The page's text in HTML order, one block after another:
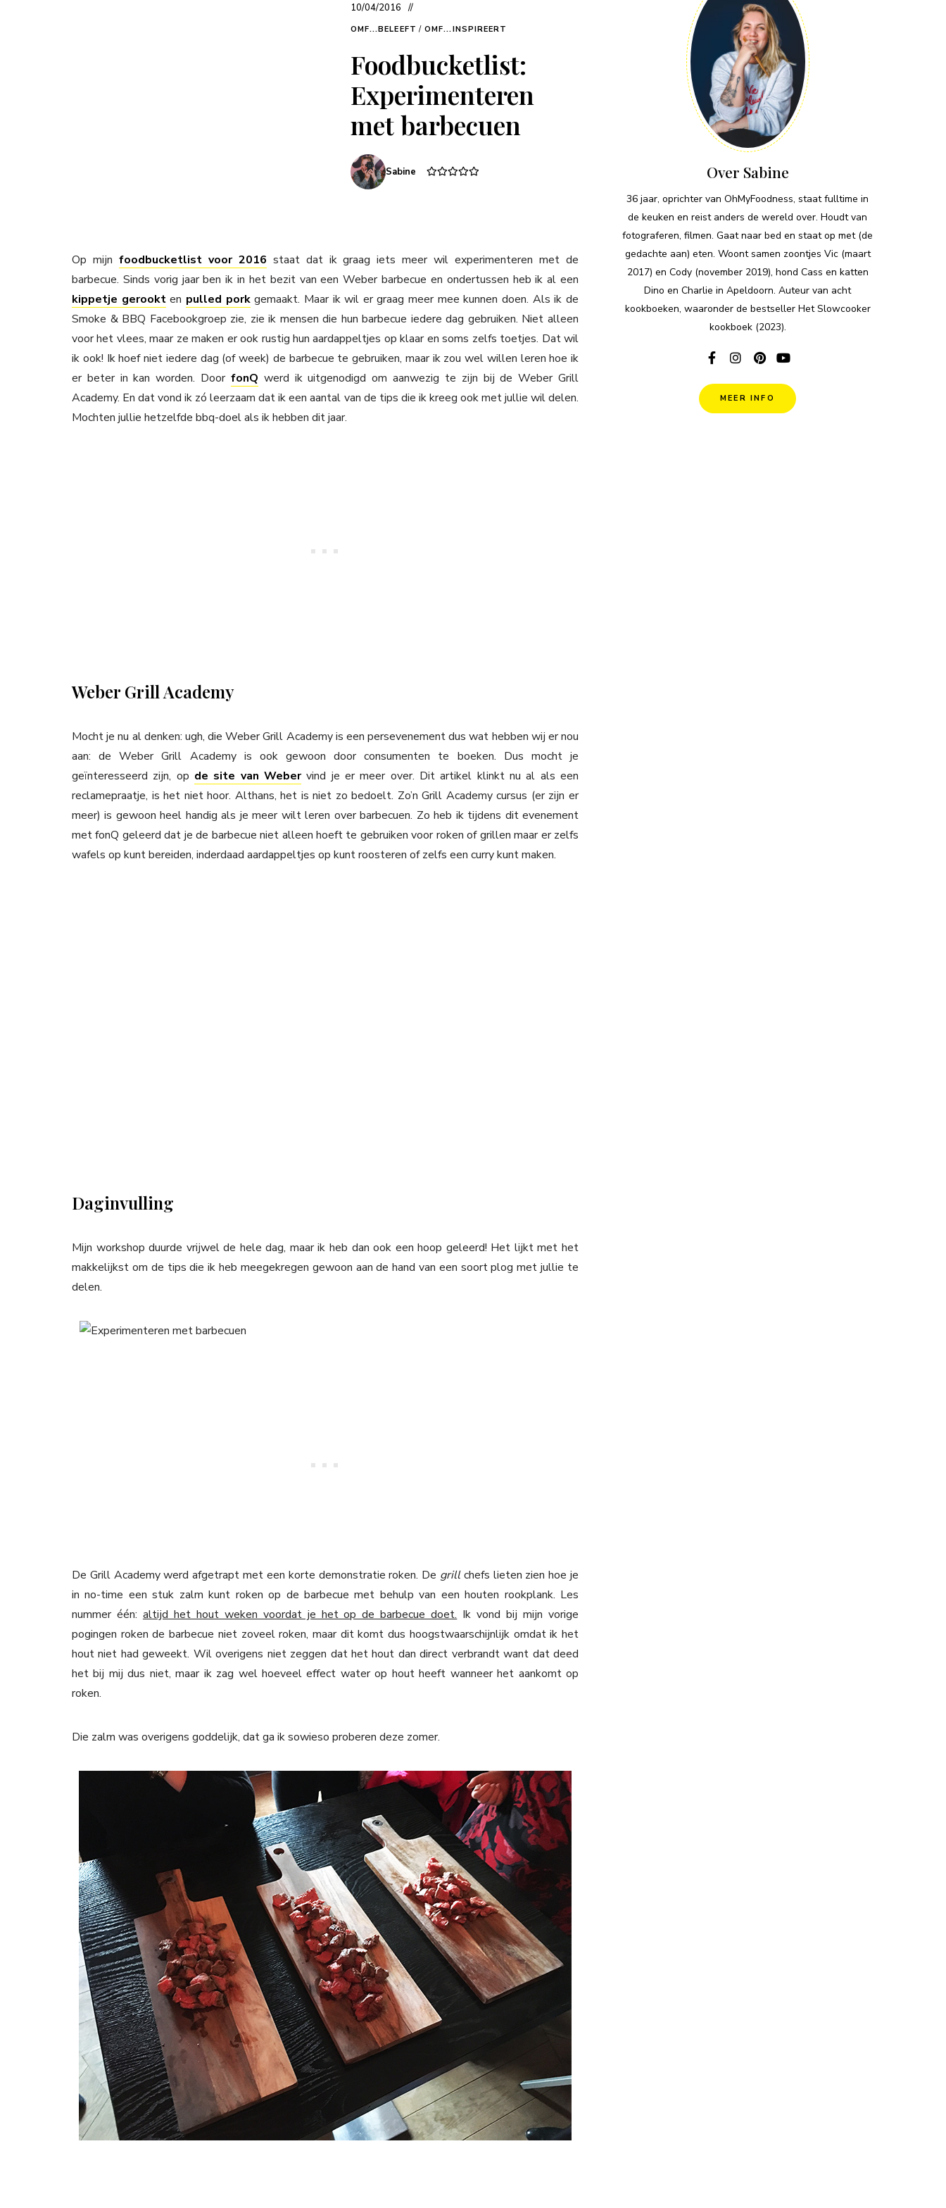
10/04/2016
OMF...BELEEFT / OMF...INSPIREERT
Foodbucketlist:
Experimenteren
met barbecuen
Sabine
Op mijn foodbucketlist voor 2016 staat dat ik graag iets meer wil experimenteren met de
barbecue. Sinds vorig jaar ben ik in het bezit van een Weber barbecue en ondertussen heb ik al een
kippetje gerookten pulled porkgemaakt. Maar ik wil er graag meer mee kunnen doen. Als ik de
Smoke & BBQ Facebookgroep zie, zie ik mensen die hun barbecue iedere dag gebruiken. Niet alleen
voor het vlees, maar ze maken er ook rustig hun aardappeltjes op klaar en soms zelfs toetjes. Dat wil
ik ook! Ik hoef niet iedere dag (of week) de barbecue te gebruiken, maar ik zou wel willen leren hoe ik
er beter in kan worden. Door fonQ werd ik uitgenodigd om aanwezig te zijn bij de Weber Grill
Academy. En dat vond ik zó leerzaam dat ik een aantal van de tips die ik kreeg ook met jullie wil delen.
Mochten jullie hetzelfde bbq-doel als ik hebben dit jaar.
Weber Grill Academy
Mocht je nu al denken: ugh, die Weber Grill Academy is een persevenement dus wat hebben wij er nou
aan: de Weber Grill Academy is ook gewoon door consumenten te boeken. Dus mocht je
geïnteresseerd zijn, op de site van Webervind je er meer over. Dit artikel klinkt nu al als een
reclamepraatje, is het niet hoor. Althans, het is niet zo bedoelt. Zo’n Grill Academy cursus (er zijn er
meer) is gewoon heel handig als je meer wilt leren over barbecuen. Zo heb ik tijdens dit evenement
met fonQ geleerd dat je de barbecue niet alleen hoeft te gebruiken voor roken of grillen maar er zelfs
wafels op kunt bereiden, inderdaad aardappeltjes op kunt roosteren of zelfs een curry kunt maken.
Daginvulling
Mijn workshop duurde vrijwel de hele dag, maar ik heb dan ook een hoop geleerd! Het lijkt met het
makkelijkst om de tips die ik heb meegekregen gewoon aan de hand van een soort plog met jullie te
delen.
De Grill Academy werd afgetrapt met een korte demonstratie roken. De grillchefs lieten zien hoe je
in no-time een stuk zalm kunt roken op de barbecue met behulp van een houten rookplank. Les
nummer één: altijd het hout weken voordat je het op de barbecue doet. Ik vond bij mijn vorige
pogingen roken de barbecue niet zoveel roken, maar dit komt dus hoogstwaarschijnlijk omdat ik het
hout niet had geweekt. Wil overigens niet zeggen dat het hout dan direct verbrandt want dat deed
het bij mij dus niet, maar ik zag wel hoeveel effect water op hout heeft wanneer het aankomt op
roken.
Die zalm was overigens goddelijk, dat ga ik sowieso proberen deze zomer.
Over Sabine
36 jaar, oprichter van OhMyFoodness, staat fulltime in
de keuken en reist anders de wereld over. Houdt van
fotograferen, filmen. Gaat naar bed en staat op met (de
gedachte aan) eten. Woont samen zoontjes Vic (maart
2017) en Cody (november 2019), hond Cass en katten
Dino en Charlie in Apeldoorn. Auteur van acht
kookboeken, waaronder de bestseller Het Slowcooker
kookboek (2023).
MEER INFO